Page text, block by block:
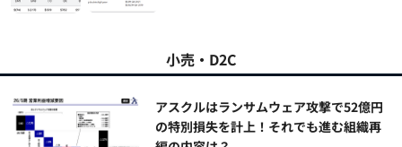
小売・D2C
アスクルはランサムウェア攻撃で52億円
の特別損失を計上！それでも進む組織再